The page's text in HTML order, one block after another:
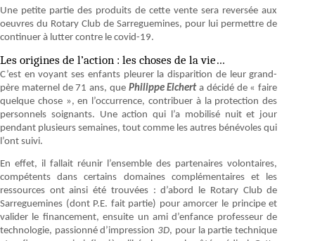
Une petite partie des produits de cette vente sera reversée aux
oeuvres du Rotary Club de Sarreguemines, pour lui permettre de
continuer à lutter contre le covid-19.
Les origines de l’action : les choses de la vie…
C’est en voyant ses enfants pleurer la disparition de leur grand-
père maternel de 71 ans, que Philippe Eicherta décidé de « faire
quelque chose », en l’occurrence, contribuer à la protection des
personnels soignants. Une action qui l’a mobilisé nuit et jour
pendant plusieurs semaines, tout comme les autres bénévoles qui
l’ont suivi.
En effet, il fallait réunir l’ensemble des partenaires volontaires,
compétents dans certains domaines complémentaires et les
ressources ont ainsi été trouvées : d’abord le Rotary Club de
Sarreguemines (dont P.E. fait partie) pour amorcer le principe et
valider le financement, ensuite un ami d’enfance professeur de
technologie, passionné d’impression 3D, pour la partie technique